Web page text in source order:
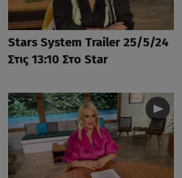
Stars System Trailer 25/5/24
Στις 13:10 Στο Star